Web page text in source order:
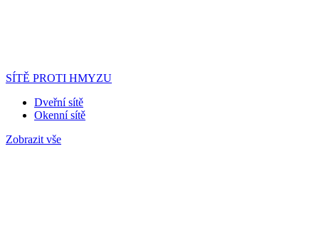
SÍTĚ PROTI HMYZU
Dveřní sítě
Okenní sítě
Zobrazit vše